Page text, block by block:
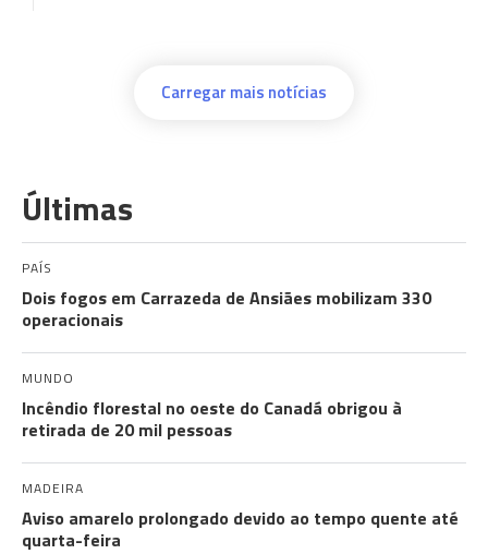
Carregar mais notícias
Últimas
PAÍS
Dois fogos em Carrazeda de Ansiães mobilizam 330
operacionais
MUNDO
Incêndio florestal no oeste do Canadá obrigou à
retirada de 20 mil pessoas
MADEIRA
Aviso amarelo prolongado devido ao tempo quente até
quarta-feira